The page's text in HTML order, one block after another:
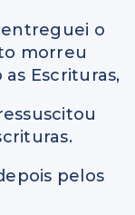
o
morreu
Escrituras,
pelos